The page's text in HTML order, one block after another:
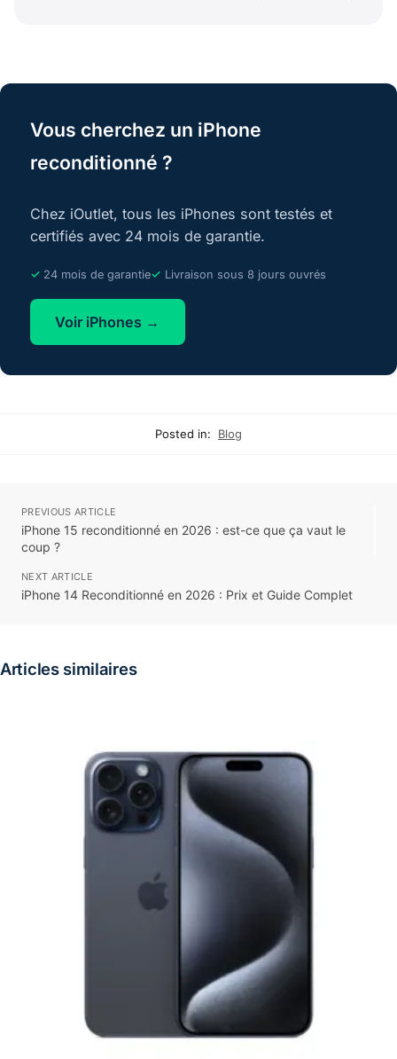
Vous cherchez un iPhone
reconditionné ?
Chez iOutlet, tous les iPhones sont testés et
certifiés avec 24 mois de garantie.
24 mois de garantie Livraison sous 8 jours ouvrés
Voir iPhones →
Posted in: Blog
PREVIOUS ARTICLE
iPhone 15 reconditionné en 2026 : est-ce que ça vaut le
coup ?
NEXT ARTICLE
iPhone 14 Reconditionné en 2026 : Prix et Guide Complet
Articles similaires